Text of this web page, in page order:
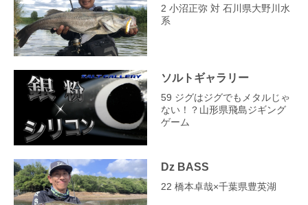
2 小沼正弥 対 石川県大野川水
系
ソルトギャラリー
59 ジグはジグでもメタルじゃ
ない！？山形県飛島ジギング
ゲーム
Dz BASS
22 橋本卓哉×千葉県豊英湖